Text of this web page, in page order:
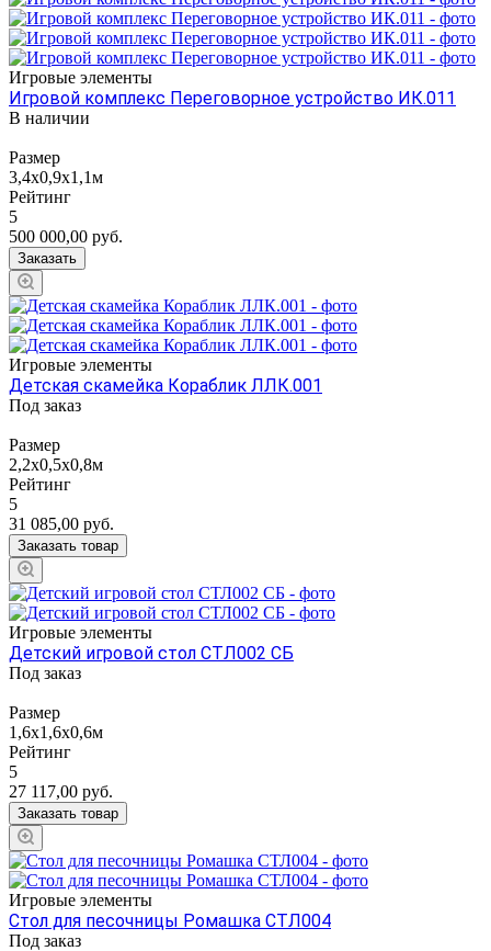
Игровые элементы
Игровой комплекс Переговорное устройство ИК.011
В наличии
Размер
3,4х0,9х1,1м
Рейтинг
5
500 000,00 руб.
Заказать
Игровые элементы
Детская скамейка Кораблик ЛЛК.001
Под заказ
Размер
2,2х0,5х0,8м
Рейтинг
5
31 085,00 руб.
Заказать товар
Игровые элементы
Детский игровой стол СТЛ002 СБ
Под заказ
Размер
1,6х1,6х0,6м
Рейтинг
5
27 117,00 руб.
Заказать товар
Игровые элементы
Стол для песочницы Ромашка СТЛ004
Под заказ